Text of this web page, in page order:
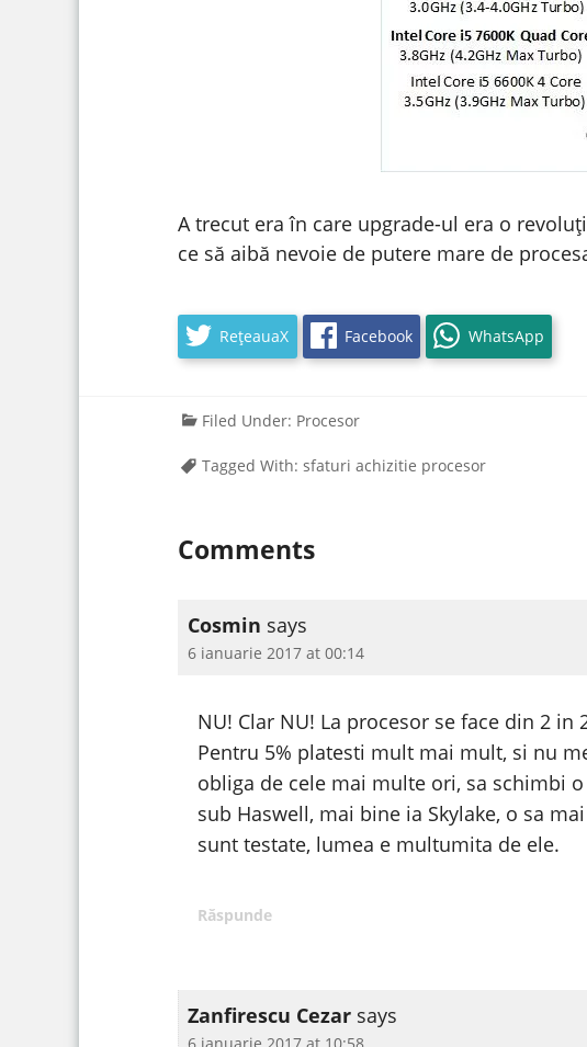
A trecut era în care upgrade-ul era o
ce să aibă nevoie de putere mare de
RețeauaX Facebook WhatsApp
Filed Under: Procesor
Tagged With: sfaturi achizitie procesor
Comments
Cosmin says
6 ianuarie 2017 at 00:14
NU! Clar NU! La procesor se face din 2
Pentru 5% platesti mult mai mult, si nu
obliga de cele mai multe ori, sa schimbi
sub Haswell, mai bine ia Skylake, o sa
sunt testate, lumea e multumita de ele.
Răspunde
Zanfirescu Cezar says